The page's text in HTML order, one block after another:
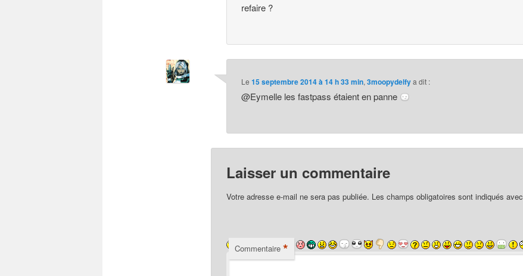
refaire ?
Le15 septembre 2014 à 14 h 33 min,3moopydelfya dit :
@Eymelle les fastpass étaient en panne
Laisser un commentaire
Votre adresse e-mail ne sera pas publiée. Les champs obligatoires sont indiqués avec
Commentaire *